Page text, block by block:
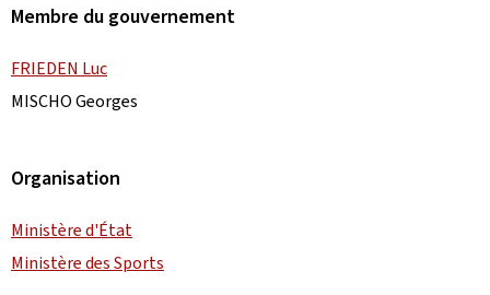
Membre du gouvernement
FRIEDEN Luc
MISCHO Georges
Organisation
Ministère d'État
Ministère des Sports